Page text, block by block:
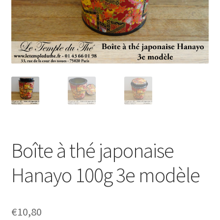
Boîte à thé japonaise
Hanayo 100g 3e modèle
€10,80